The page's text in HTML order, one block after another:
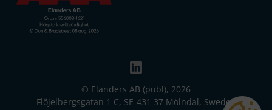
© Elanders AB (publ), 2026
Flöjelbergsgatan 1 C, SE-431 37 Mölndal, Sweden